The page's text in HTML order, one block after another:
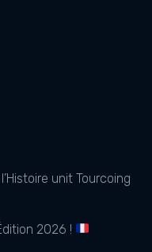
unit Tourcoing
2026 !